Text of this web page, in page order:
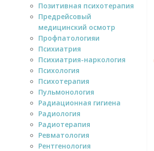
Позитивная психотерапия
Предрейсовый
медицинский осмотр
Профпатологияи
Психиатрия
Психиатрия-наркология
Психология
Психотерапия
Пульмонология
Радиационная гигиена
Радиология
Радиотерапия
Ревматология
Рентгенология